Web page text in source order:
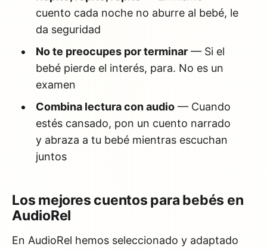
cuento cada noche no aburre al bebé, le
da seguridad
No te preocupes por terminar— Si el
bebé pierde el interés, para. No es un
examen
Combina lectura con audio— Cuando
estés cansado, pon un cuento narrado
y abraza a tu bebé mientras escuchan
juntos
Los mejores cuentos para bebés en
AudioRel
En AudioRel hemos seleccionado y adaptado